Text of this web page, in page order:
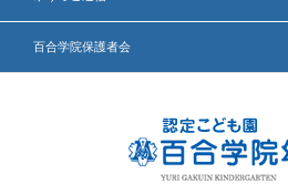
百合学院保護者会